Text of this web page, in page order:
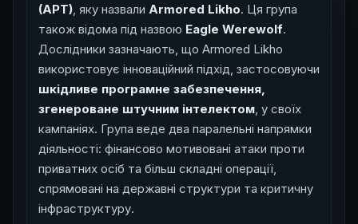
(APT), яку назвали Armored Likho. Ця група
також відома під назвою Eagle Werewolf.
Дослідники зазначають, що Armored Likho
використовує інноваційний підхід, застосовуючи
шкідливе програмне забезпечення,
згенероване штучним інтелектом, у своїх
кампаніях. Група веде два паралельні напрямки
діяльності: фінансово мотивовані атаки проти
приватних осіб та більш складні операції,
спрямовані на державні структури та критичну
інфраструктуру.